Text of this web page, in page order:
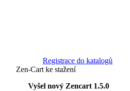
Registrace do katalogů
Zen-Cart ke stažení
Vyšel nový Zencart 1.5.0